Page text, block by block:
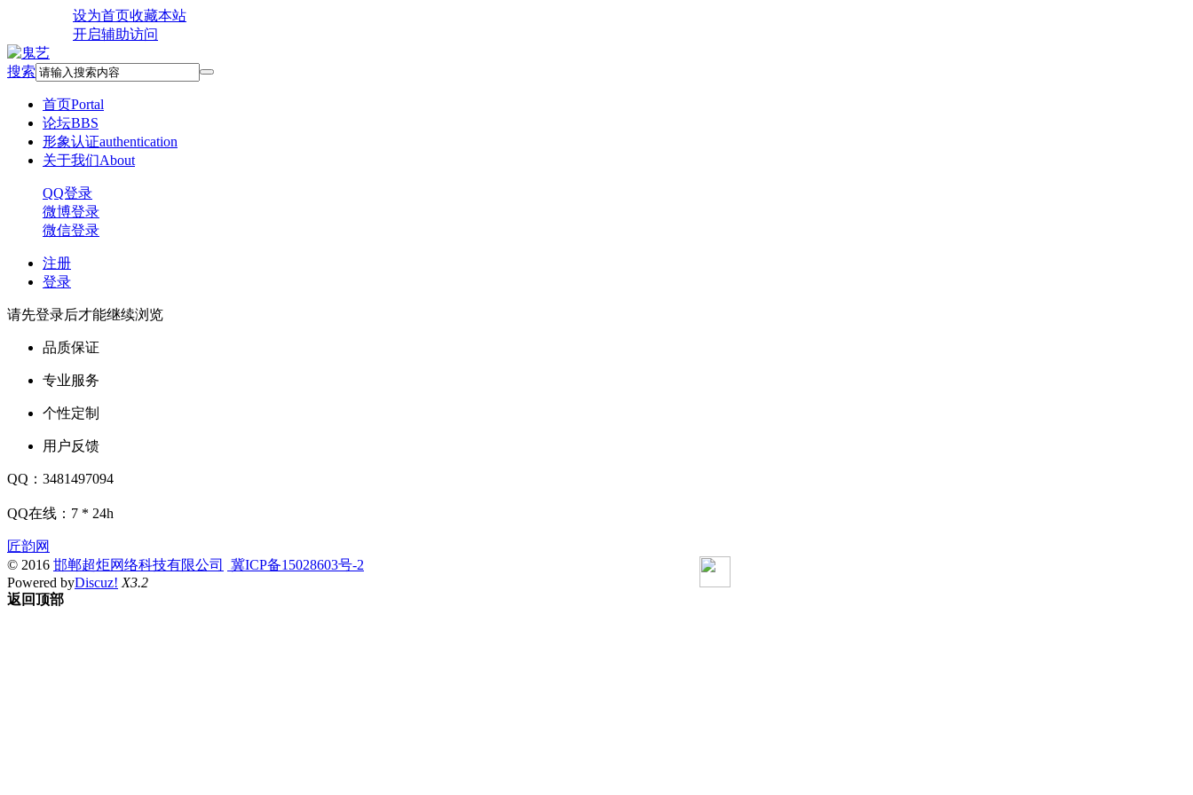
设为首页收藏本站
开启辅助访问
搜索
首页Portal
论坛BBS
形象认证authentication
关于我们About
QQ登录
微博登录
微信登录
注册
登录
请先登录后才能继续浏览
品质保证
专业服务
个性定制
用户反馈
QQ：3481497094
QQ在线：7 * 24h
匠韵网
© 2016 邯郸超炬网络科技有限公司
冀ICP备15028603号-2
Powered byDiscuz! X3.2
返回顶部